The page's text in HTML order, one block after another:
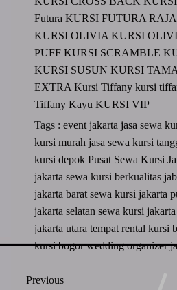
FuturaKURSI FUTURA
KURSI OLIVIAKURSI
PUFFKURSI SCRAMBLE
KURSI SUSUNKURSI
EXTRAKursi Tiffanykursi
Tiffany KayuKURSI VIP
Tags : event jakartajasa sewa
kursi murahjasa sewa kursi
kursi depokPusat Sewa Kursi
jakartasewa kursi berkualitas
jakarta baratsewa kursi jakarta
jakarta selatansewa kursi
jakarta utaratempat rental kursi
kursi bogorwedding organizer
Previous